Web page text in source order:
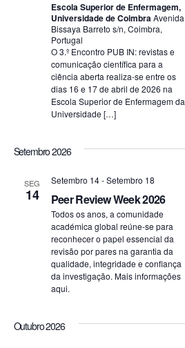
Escola Superior de Enfermagem,
Universidade de CoimbraAvenida
Bissaya Barreto s/n, Coimbra,
Portugal
O 3.º Encontro PUB IN: revistas e
comunicação científica para a
ciência aberta realiza-se entre os
dias 16 e 17 de abril de 2026 na
Escola Superior de Enfermagem da
Universidade […]
Setembro 2026
SEG
14 Peer Review Week 2026
Setembro 14-Setembro 18
Todos os anos, a comunidade
académica global reúne-se para
reconhecer o papel essencial da
revisão por pares na garantia da
qualidade, integridade e confiança
da investigação. Mais informações
aqui.
Outubro 2026